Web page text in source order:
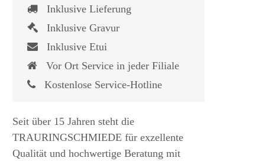
Inklusive Lieferung
Inklusive Gravur
Inklusive Etui
Vor Ort Service in jeder Filiale
Kostenlose Service-Hotline
Seit über 15 Jahren steht die
TRAURINGSCHMIEDE für exzellente
Qualität und hochwertige Beratung mit